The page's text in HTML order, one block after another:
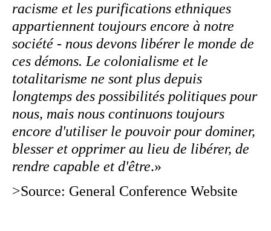
racisme et les purifications ethniques
appartiennent toujours encore à notre
société - nous devons libérer le monde de
ces démons. Le colonialisme et le
totalitarisme ne sont plus depuis
longtemps des possibilités politiques pour
nous, mais nous continuons toujours
encore d'utiliser le pouvoir pour dominer,
blesser et opprimer au lieu de libérer, de
rendre capable et d'être.»
>Source: General Conference Website